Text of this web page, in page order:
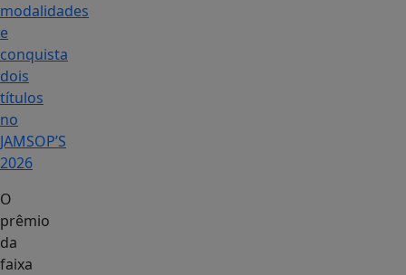
modalidades
e
conquista
dois
títulos
no
JAMSOP’S
2026
O
prêmio
da
faixa